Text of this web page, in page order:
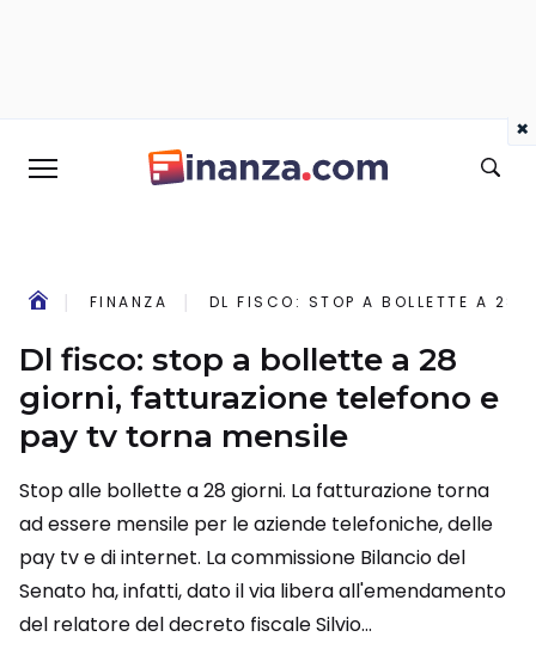
FINANZA DL FISCO: STOP A BOLLETTE A 28
Dl fisco: stop a bollette a 28
giorni, fatturazione telefono e
pay tv torna mensile
Stop alle bollette a 28 giorni. La fatturazione torna
ad essere mensile per le aziende telefoniche, delle
pay tv e di internet. La commissione Bilancio del
Senato ha, infatti, dato il via libera all'emendamento
del relatore del decreto fiscale Silvio...
×